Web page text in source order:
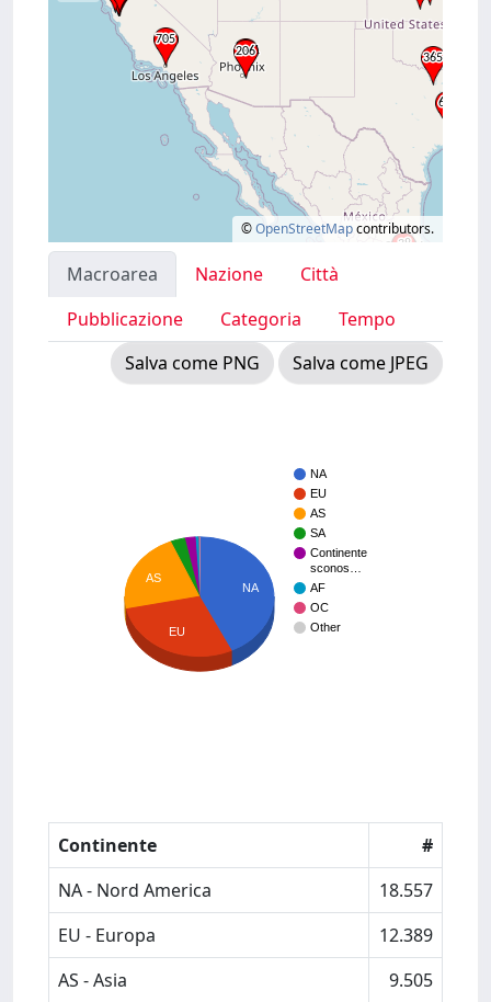
©OpenStreetMapcontributors.
Macroarea Nazione
Città
Pubblicazione
Categoria
Tempo
Salva come PNG
Salva come JPEG
NA
EU
AS
SA
Continente
sconos…
AF
OC
Other
NA
AS
EU
Continente
#
NA - Nord America
18.557
EU - Europa
12.389
AS - Asia
9.505